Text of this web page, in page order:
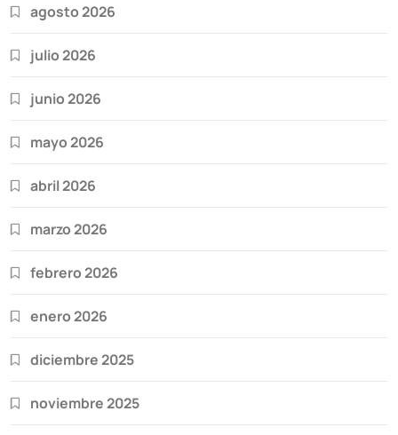
agosto 2026
julio 2026
junio 2026
mayo 2026
abril 2026
marzo 2026
febrero 2026
enero 2026
diciembre 2025
noviembre 2025